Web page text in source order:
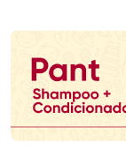
Promoção